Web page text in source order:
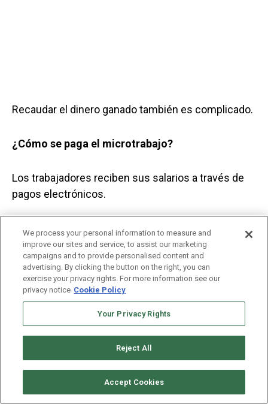
Recaudar el dinero ganado también es complicado.
¿Cómo se paga el microtrabajo?
Los trabajadores reciben sus salarios a través de
pagos electrónicos.
Para convertirlos en dinero, utilizan plataformas de
intercambio por internet, en el que terceros
convierte el crédito electrónico en efectivo,
después de sacar una comisión.
Rafael dice que, si le va bien,en un día puede
ganar de ocho a diez dólares, con los que
compra una caja de huevos, un kilo de harina para
hacer arepas, y un kilo de algún grano.
“No vivirás muy bien, pero sí puedes comer bien”,
We process your personal information to measure and
improve our sites and service, to assist our marketing
campaigns and to provide personalised content and
advertising. By clicking the button on the right, you can
exercise your privacy rights. For more information see our
privacy notice Cookie Policy
Your Privacy Rights
Reject All
Accept Cookies